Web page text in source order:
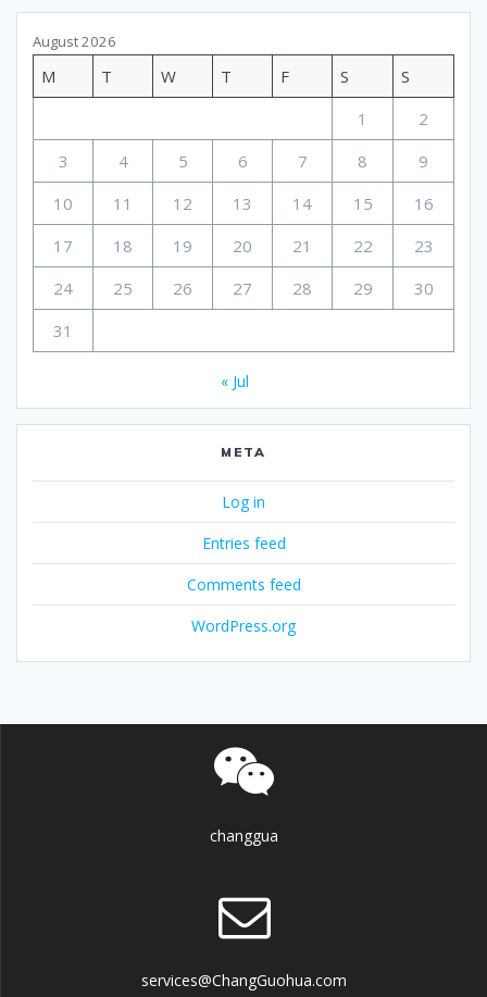
August 2026
M T W T F S
S
1
2
3
4 5 6 7 8
9
10
11 12 13 14 15
16
17
18 19 20 21 22
23
24
25 26 27 28 29
30
31
« Jul
META
Log in
Entries feed
Comments feed
WordPress.org
changgua
services@ChangGuohua.com